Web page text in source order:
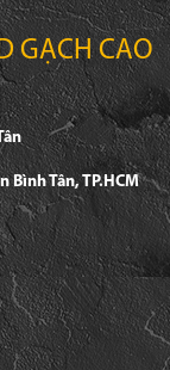
GẠCH CAO
Bình Tân, TP.HCM